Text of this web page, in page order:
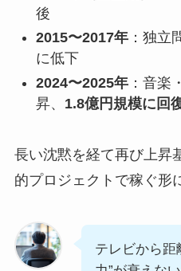
後
2015〜2017年：独立
に低下
2024〜2025年：音楽
昇、 1.8億円規模に回
長い沈黙を経て再び上昇
的プロジェクトで稼ぐ形
テレビから距